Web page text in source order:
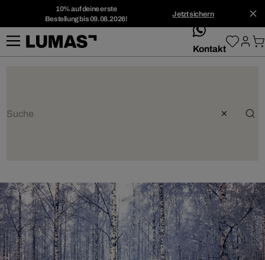
10% auf deine erste
Bestellung bis 09.08.2026!
Jetzt sichern
whatsApp
Kontakt